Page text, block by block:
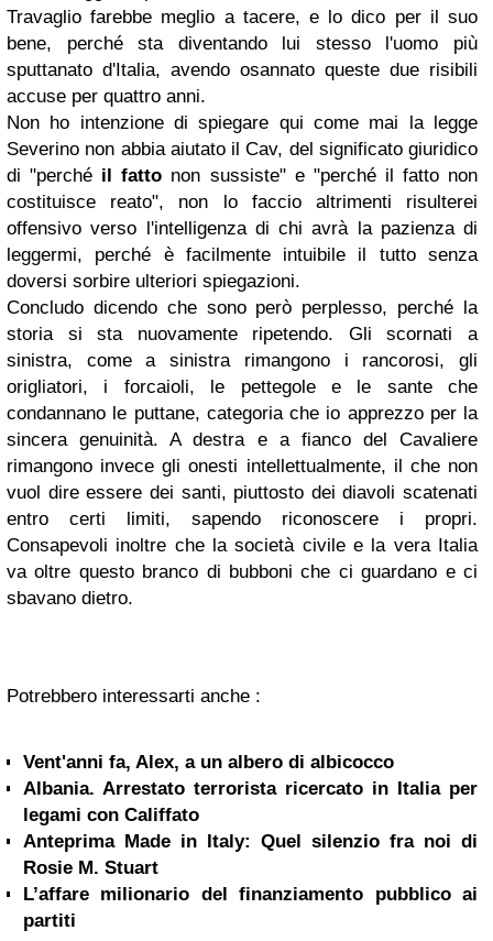
Travaglio farebbe meglio a tacere, e lo dico per il suo
bene, perché sta diventando lui stesso l'uomo più
sputtanato d'Italia, avendo osannato queste due risibili
accuse per quattro anni.
Non ho intenzione di spiegare qui come mai la legge
Severino non abbia aiutato il Cav, del significato giuridico
di "perché il fatto non sussiste" e "perché il fatto non
costituisce reato", non lo faccio altrimenti risulterei
offensivo verso l'intelligenza di chi avrà la pazienza di
leggermi, perché è facilmente intuibile il tutto senza
doversi sorbire ulteriori spiegazioni.
Concludo dicendo che sono però perplesso, perché la
storia si sta nuovamente ripetendo. Gli scornati a
sinistra, come a sinistra rimangono i rancorosi, gli
origliatori, i forcaioli, le pettegole e le sante che
condannano le puttane, categoria che io apprezzo per la
sincera genuinità. A destra e a fianco del Cavaliere
rimangono invece gli onesti intellettualmente, il che non
vuol dire essere dei santi, piuttosto dei diavoli scatenati
entro certi limiti, sapendo riconoscere i propri.
Consapevoli inoltre che la società civile e la vera Italia
va oltre questo branco di bubboni che ci guardano e ci
sbavano dietro.
Potrebbero interessarti anche :
Vent'anni fa, Alex, a un albero di albicocco
Albania. Arrestato terrorista ricercato in Italia per
legami con Califfato
Anteprima Made in Italy: Quel silenzio fra noi di
Rosie M. Stuart
L’affare milionario del finanziamento pubblico ai
partiti